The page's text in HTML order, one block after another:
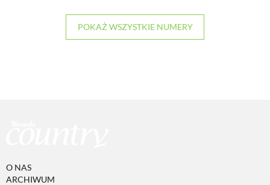
POKAŻ WSZYSTKIE NUMERY
O NAS
ARCHIWUM